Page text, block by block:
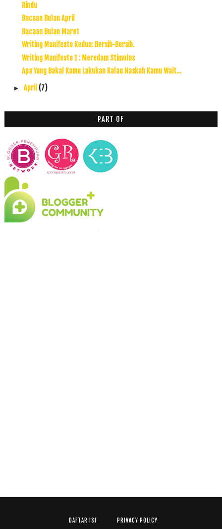
Rindu
Bacaan Bulan April
Bacaan Bulan Maret
Writing Manifesto Kedua: Bersih-Bersih.
Writing Manifesto 1 : Meredam Stimulus
Apa Yang Bakal Kamu Lakukan Kalau Naskah Kamu Wait...
► April (7)
PART OF
DAFTAR ISI PRIVACY POLICY